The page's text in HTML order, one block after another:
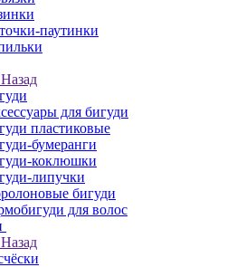
паутинки
Назад
для бигуди
пластиковые
бумеранги
коклюшки
липучки
бигуди
для волос
Назад